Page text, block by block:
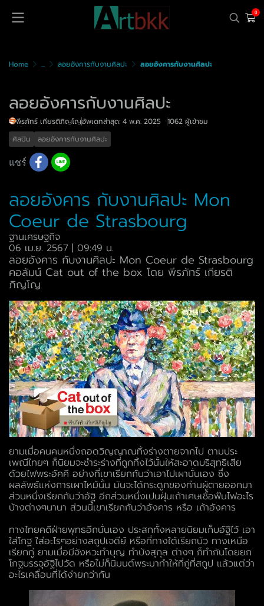
0
Home ... ลอยอังคารกับงานศิลปะ ลอยอังคารกับงานศิลปะ
ลอยอังคารกับงานศิลปะ
พีรภัทร์ เกียรติภิญโญอัพเดทล่าสุด: 4 พ.ค. 2025
1062 ผู้เข้าชม
ศิลปิน
ลอยอังคารกับงานศิลปะ
แชร์
ลอยอังคาร กับงานศิลปะ Mon
Coeur de Strasbourg
ฐานเศรษฐกิจ
06 เม.ย. 2567 | 09:49 น.
ลอยอังคาร กับงานศิลปะ Mon Coeur de Strasbourg
คอลัมน์ Cat out of the box โดย พีรภัทร์ เกียรติ
ภิญโญ
ยามเมื่อคนคนหนึ่งถอดวิญญาณทิ้งร่างตายจากไป ตามประ
เพณีไทยๆ ก็นิยมจะชำระร่างที่ถูกทิ้งไว้นั้นให้สะอาดบริสุทธิเสีย
ด้วยไฟพระอัคคี อย่างที่เขาเรียกกันว่าเอาไปเผานั่นเอง ซึ่ง
ผลลัพธ์แห่งการเผาไหม้นั้น มันจะได้กระดูกของท่านผู้ตายออกมา
ส่วนหนึ่งเรียกกันว่าอัฐิ อีกส่วนหนึ่งเปนฝุ่นเถ้าเศษเชื้อฟืนไฟอะไร
บ้างต่างๆนานา ส่วนนี้เขาเรียกกันว่าอังคาร หรือ เถ้าอังคาร
ทางไทยคดีฝ่ายพุทธอีกนั่นเอง ประสกทั้งหลายนิยมเก็บอัฐิไว้ เอา
ใส่โกฐ ใส่อะไรๆอย่างสถูปเจดีย์ หรือที่ทางใต้เรียกบัว ทางเหนือ
เรียกกู่ ยามเมื่อมีจังหวะทำบุญ ทำบังสุกุล ต่างๆ ก็ทำกันโดยยก
โกฐบรรจุอัฐิไปวัด หรือไม่ก็นิมนต์พระมาทำให้ที่กู่ที่สถูป แล้วแต่ว่า
อะไรเคลื่อนที่ได้ง่ายกว่ากัน